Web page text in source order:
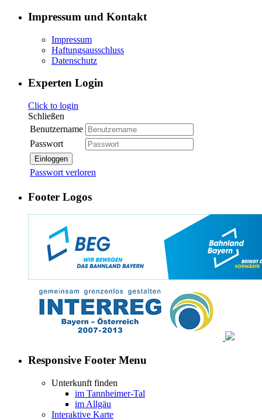
Impressum und Kontakt
Impressum
Haftungsausschluss
Datenschutz
Experten Login
Click to login
Schließen
Benutzername
Passwort
Einloggen
Passwort verloren
Footer Logos
Responsive Footer Menu
Unterkunft finden
im Tannheimer-Tal
im Allgäu
Interaktive Karte